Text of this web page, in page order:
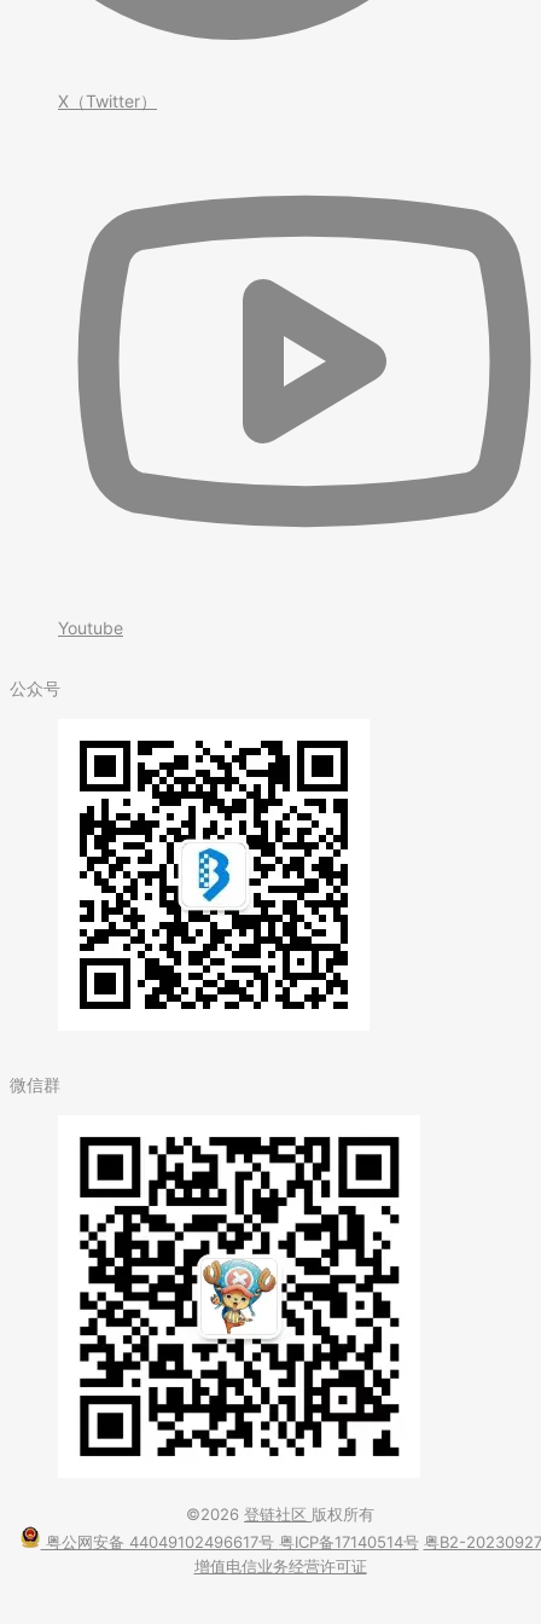
X（Twitter）
Youtube
公众号
微信群
©2026 登链社区 版权所有
粤公网安备 44049102496617号 粤ICP备17140514号 粤B2-20230927
增值电信业务经营许可证